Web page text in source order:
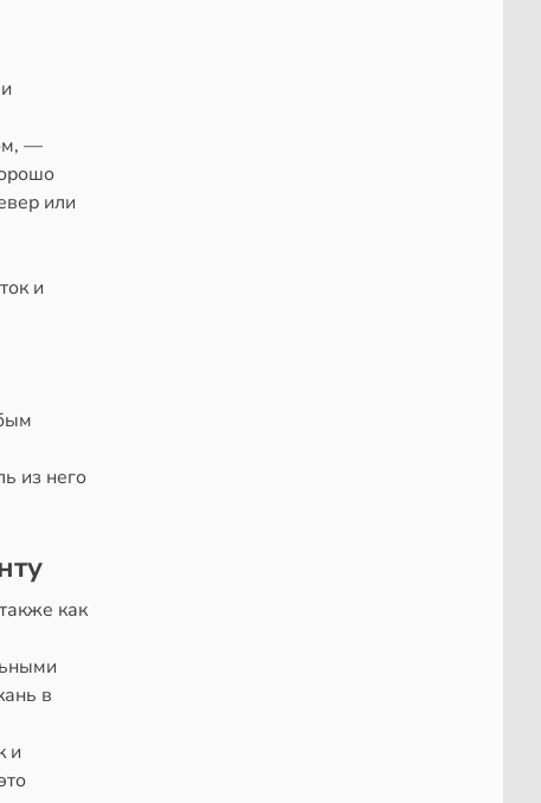
—
или
и
из него
как
в
и